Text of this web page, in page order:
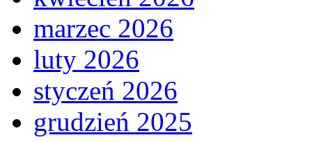
marzec 2026
luty 2026
styczeń 2026
grudzień 2025